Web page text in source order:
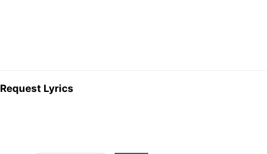
Request Lyrics